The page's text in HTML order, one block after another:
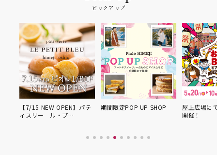
ピックアップ
【7/15 NEW OPEN】パテ
ィスリー ル・プ…
期間限定POP UP SHOP
屋上広場に
開催！